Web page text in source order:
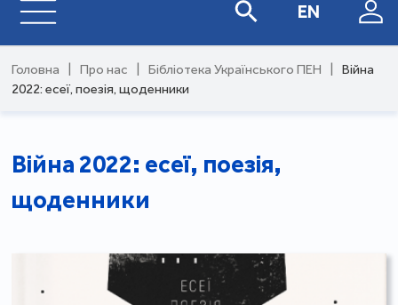
EN
Головна Про нас Бібліотека Українського ПЕН
Війна
2022: есеї, поезія, щоденники
Війна 2022: есеї, поезія,
щоденники